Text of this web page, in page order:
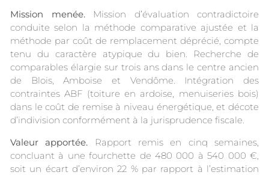
Mission menée.Mission d’évaluation contradictoire
conduite selon la méthode comparative ajustée et la
méthode par coût de remplacement déprécié, compte
tenu du caractère atypique du bien. Recherche de
comparables élargie sur trois ans dans le centre ancien
de Blois, Amboise et Vendôme. Intégration des
contraintes ABF (toiture en ardoise, menuiseries bois)
dans le coût de remise à niveau énergétique, et décote
d’indivision conformément à la jurisprudence fiscale.
Valeur apportée. Rapport remis en cinq semaines,
concluant à une fourchette de 480 000 à 540 000 €,
soit un écart d’environ 22 % par rapport à l’estimation